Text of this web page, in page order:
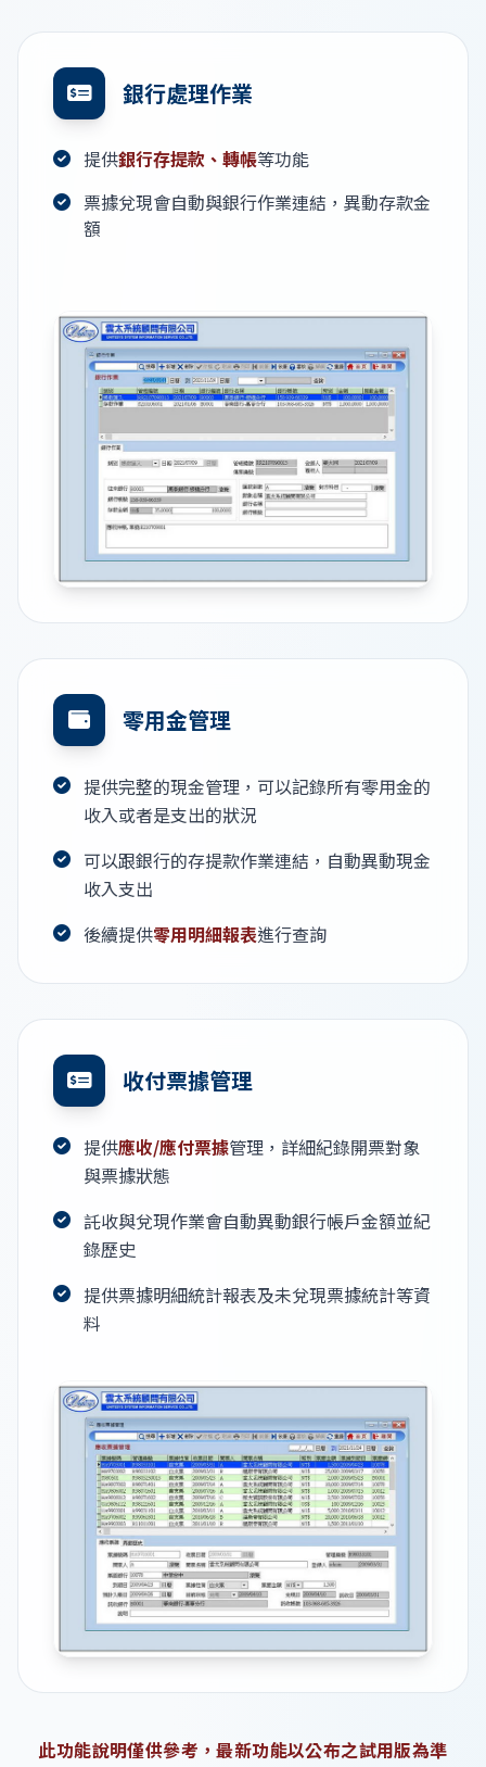
銀行處理作業
提供銀行存提款、轉帳等功能
票據兌現會自動與銀行作業連結，異動存款金
額
零用金管理
提供完整的現金管理，可以記錄所有零用金的
收入或者是支出的狀況
可以跟銀行的存提款作業連結，自動異動現金
收入支出
後續提供零用明細報表進行查詢
收付票據管理
提供應收/應付票據管理，詳細紀錄開票對象
與票據狀態
託收與兌現作業會自動異動銀行帳戶金額並紀
錄歷史
提供票據明細統計報表及未兌現票據統計等資
料
此功能說明僅供參考，最新功能以公布之試用版為準